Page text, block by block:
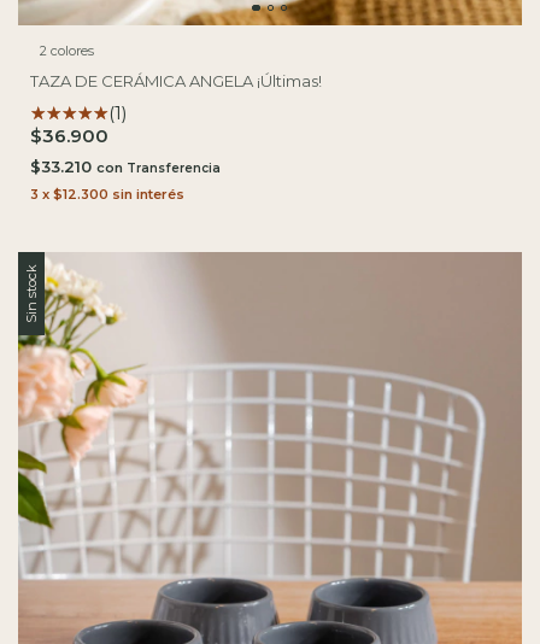
2 colores
TAZA DE CERÁMICA ANGELA ¡Últimas!
(1)
$36.900
$33.210 con
3 x $12.300 sin interés
Sin stock